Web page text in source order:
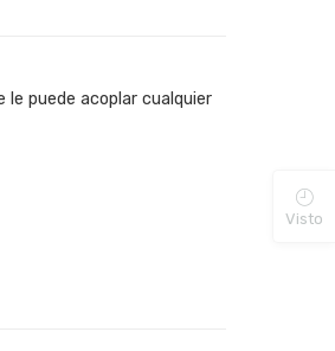
le puede acoplar cualquier
Visto